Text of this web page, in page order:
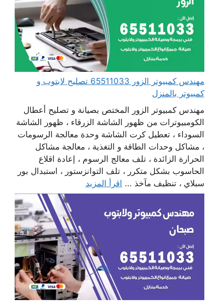
مهندس كمبيوتر الزور 65511033 تصليح لابتوب و
كمبيوتر بالمنزل
مهندس كمبيوتر الزور المختص بصيانة و تصليح أعطال
الكومبيوترات من ظهور الشاشة الزرقاء ، ظهور الشاشة
السوداء ، تعطيل كرت الشاشة وحدة معالجة الرسومات
، مشاكل وحدات الطاقة و التغذية ، معالجة مشاكل
الحرارة الزائدة ، تلف معالج الرسوم ، إعادة اقلاع
الحاسوب بشكل متكرر ، تلف التوانزستور ، استبدال بور
سبلاي ، تنظيف مآخذ ... اقرأ المزيد